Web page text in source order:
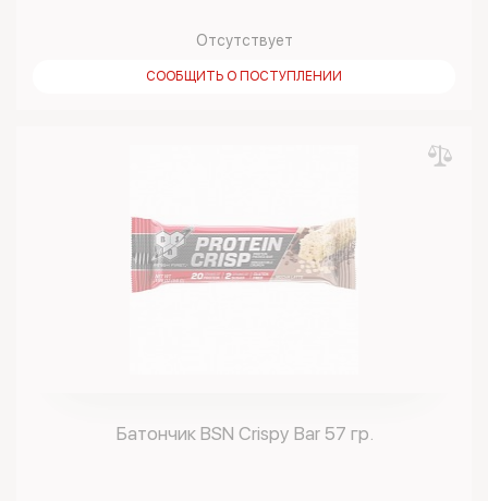
Отсутствует
СООБЩИТЬ О ПОСТУПЛЕНИИ
Батончик BSN Crispy Bar 57 гр.